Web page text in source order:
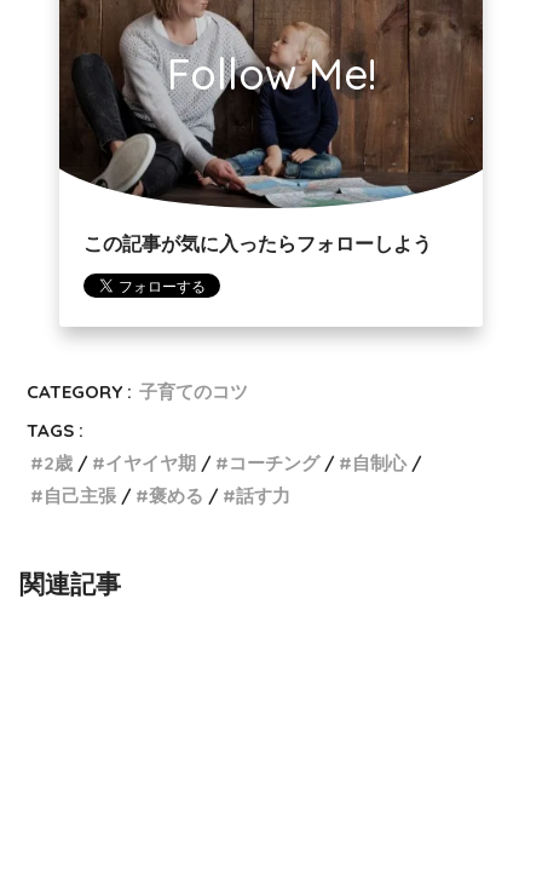
Follow Me!
この記事が気に入ったらフォローしよう
CATEGORY : 子育てのコツ
TAGS :
2歳
イヤイヤ期 コーチング
自制心
自己主張
褒める 話す力
関連記事